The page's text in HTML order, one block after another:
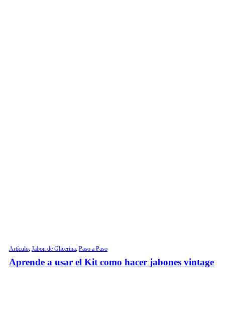
Artículo, Jabon de Glicerina, Paso a Paso
Aprende a usar el Kit como hacer jabones vintage